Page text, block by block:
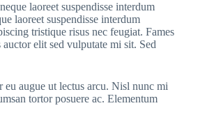
laoreet suspendisse interdum
laoreet suspendisse interdum
tristique risus nec feugiat. Fames
elit sed vulputate mi sit. Sed
eu augue ut lectus arcu. Nisl nunc mi
tortor posuere ac. Elementum